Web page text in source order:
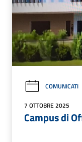
COMUNICATI
7 OTTOBRE 2025
Campus di